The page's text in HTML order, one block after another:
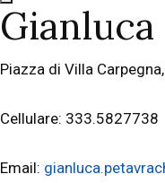
Piazza di Villa
Cellulare: 333.5827738
Email: